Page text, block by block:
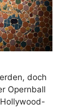
doch
Opernball